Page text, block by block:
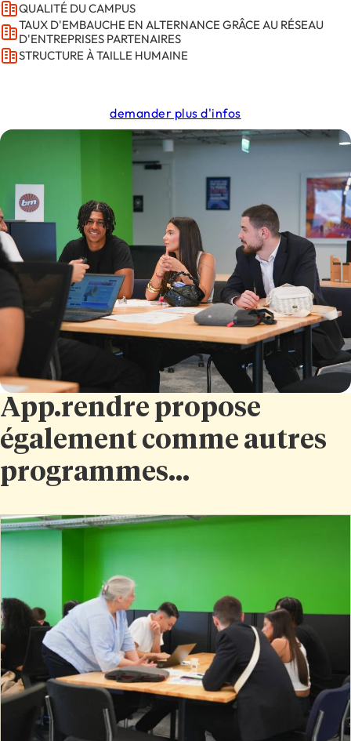
QUALITÉ DU CAMPUS
TAUX D'EMBAUCHE EN ALTERNANCE GRÂCE AU RÉSEAU
D'ENTREPRISES PARTENAIRES
STRUCTURE À TAILLE HUMAINE
demander plus d'infos
App.rendre propose
également comme autres
programmes...